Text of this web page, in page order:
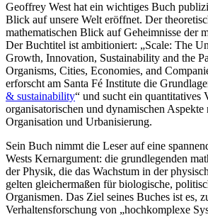
Geoffrey West hat ein wichtiges Buch
Blick auf unsere Welt eröffnet. Der
mathematischen Blick auf Geheimnisse der
Der Buchtitel ist ambitioniert: „Scale: The
Growth, Innovation, Sustainability and the
Organisms, Cities, Economies, and
erforscht am Santa Fé Institute die
& sustainability“ und sucht ein quantitatives
organisatorischen und dynamischen Aspekte
Organisation und Urbanisierung.
Sein Buch nimmt die Leser auf eine
Wests Kernargument: die grundlegenden
der Physik, die das Wachstum in der
gelten gleichermaßen für biologische,
Organismen. Das Ziel seines Buches ist es,
Verhaltensforschung von „hochkomplexe